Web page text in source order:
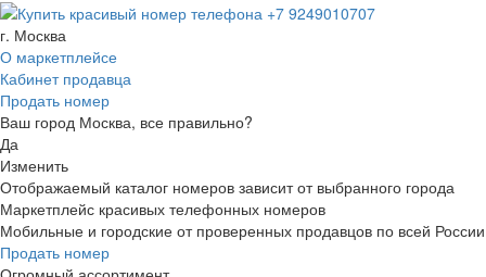
г. Москва
О маркетплейсе
Кабинет продавца
Продать номер
Ваш город Москва, все правильно?
Да
Изменить
Отображаемый каталог номеров зависит от выбранного города
Маркетплейс красивых телефонных номеров
Мобильные и городские от проверенных продавцов по всей России
Продать номер